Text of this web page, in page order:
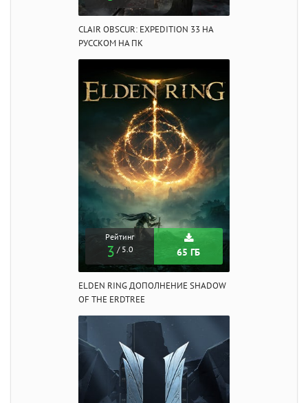
CLAIR OBSCUR: EXPEDITION 33 НА
РУССКОМ НА ПК
Рейтинг
3 / 5.0 65 ГБ
ELDEN RING ДОПОЛНЕНИЕ SHADOW
OF THE ERDTREE